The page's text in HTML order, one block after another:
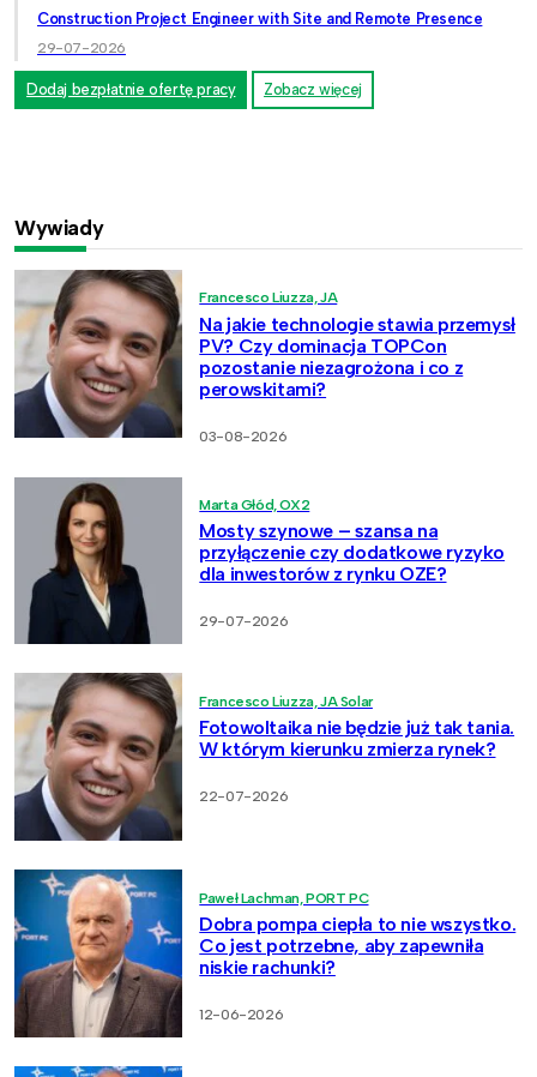
Construction Project Engineer with Site and Remote Presence
29-07-2026
Dodaj bezpłatnie ofertę pracy Zobacz więcej
Wywiady
Francesco Liuzza, JA
Na jakie technologie stawia przemysł
PV? Czy dominacja TOPCon
pozostanie niezagrożona i co z
perowskitami?
03-08-2026
Marta Głód, OX2
Mosty szynowe – szansa na
przyłączenie czy dodatkowe ryzyko
dla inwestorów z rynku OZE?
29-07-2026
Francesco Liuzza, JA Solar
Fotowoltaika nie będzie już tak tania.
W którym kierunku zmierza rynek?
22-07-2026
Paweł Lachman, PORT PC
Dobra pompa ciepła to nie wszystko.
Co jest potrzebne, aby zapewniła
niskie rachunki?
12-06-2026